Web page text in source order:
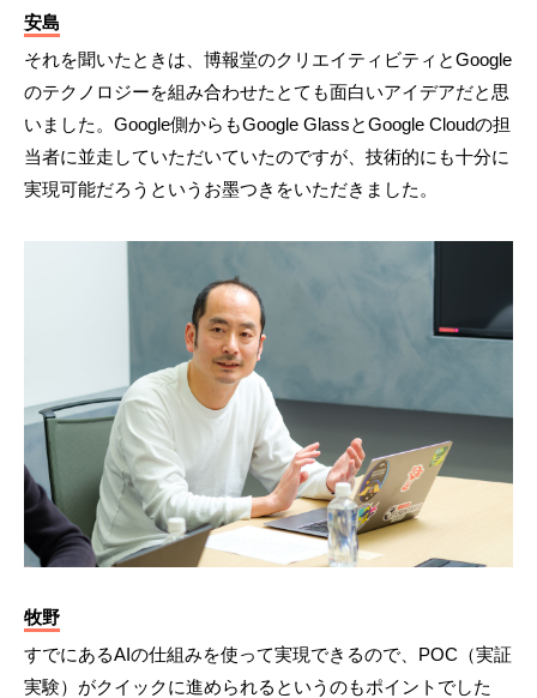
安島
それを聞いたときは、博報堂のクリエイティビティとGoogle
のテクノロジーを組み合わせたとても面白いアイデアだと思
いました。Google側からもGoogle GlassとGoogle Cloudの担
当者に並走していただいていたのですが、技術的にも十分に
実現可能だろうというお墨つきをいただきました。
牧野
すでにあるAIの仕組みを使って実現できるので、POC（実証
実験）がクイックに進められるというのもポイントでした